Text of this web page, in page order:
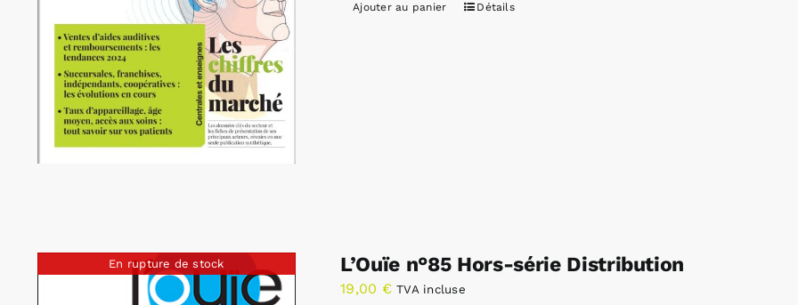
Ajouter au panier Détails
En rupture de stock L’Ouïe n°85 Hors-série Distribution
19,00 € TVA incluse